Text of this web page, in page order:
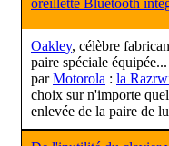
oreillette Bluetooth
Oakley, célèbre
paire spéciale
parMotorola : la
choix sur n'importe
enlevée de la paire de